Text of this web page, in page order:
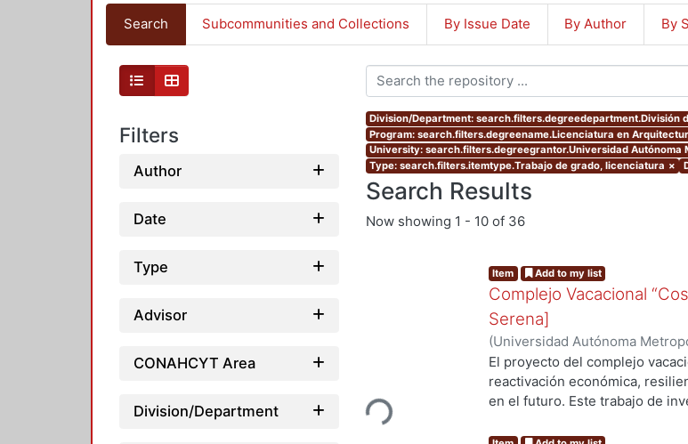
Search Subcommunities and Collections By Issue Date By Author By
Filters
Author
Date
Type
Advisor
CONAHCYT Area
Division/Department
Division/Department: search.filters.degreedepartment.División
Program: search.filters.degreename.Licenciatura en
University: search.filters.degreegrantor.Universidad
Type: search.filters.itemtype.Trabajo de grado, licenciatura ×
Search Results
Now showing 1 - 10 of 36
Loading...
Item Add to my list
Complejo Vacacional
Serena]
(Universidad Autónoma
Bohorquez Cruz, Frida;
El proyecto del complejo
reactivación económica,
en el futuro. Este trabajo de
arquitectónicos del proyecto